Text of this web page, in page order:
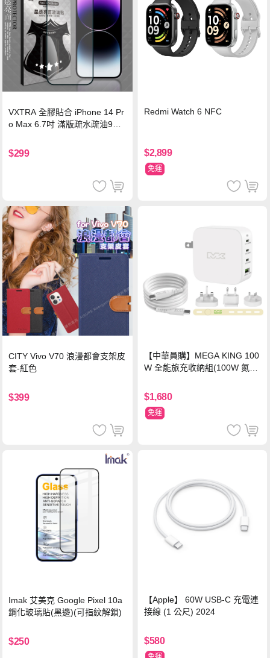
VXTRA 全膠貼合 iPhone 14 Pr
o Max 6.7吋 滿版疏水疏油9H
$299
Redmi Watch 6 NFC
$2,899
免運
CITY Vivo V70 浪漫都會支架皮
套-紅色
$399
【中華員購】MEGA KING 100
W 全能旅充收納組(100W 氮化
萬國轉接器)
$1,680
免運
Imak 艾美克 Google Pixel 10a
鋼化玻璃貼(黑邊)(可指紋解鎖)
$250
【Apple】 60W USB-C 充電連
接線 (1 公尺) 2024
$580